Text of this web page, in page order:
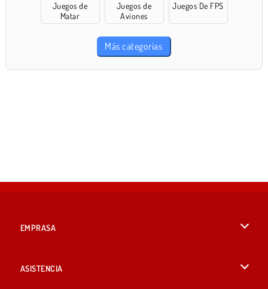
Juegos de
Matar
Juegos de
Aviones
Juegos De FPS
Más categorías
EMPRASA
ASISTENCIA